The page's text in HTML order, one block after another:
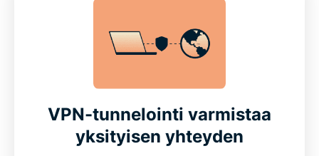
VPN-tunnelointi varmistaa
yksityisen yhteyden